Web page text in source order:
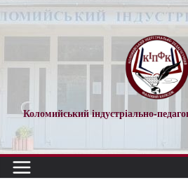
Перейти
до
Коломийський індустріально-